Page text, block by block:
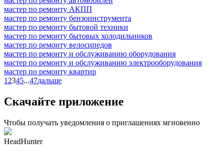
мастер по ремонту АКПП
мастер по ремонту бензоинструмента
мастер по ремонту бытовой техники
мастер по ремонту бытовых холодильников
мастер по ремонту велосипедов
мастер по ремонту и обслуживанию оборудования
мастер по ремонту и обслуживанию электрооборудования
мастер по ремонту квартир
1 2345...47дальше
Скачайте приложение
Чтобы получать уведомления о приглашениях мгновенно
HeadHunter